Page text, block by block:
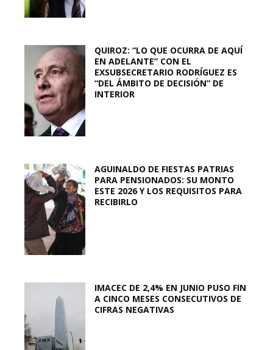
QUIROZ: “LO QUE OCURRA DE AQUÍ
EN ADELANTE” CON EL
EXSUBSECRETARIO RODRÍGUEZ ES
“DEL ÁMBITO DE DECISIÓN” DE
INTERIOR
AGUINALDO DE FIESTAS PATRIAS
PARA PENSIONADOS: SU MONTO
ESTE 2026 Y LOS REQUISITOS PARA
RECIBIRLO
IMACEC DE 2,4% EN JUNIO PUSO FIN
A CINCO MESES CONSECUTIVOS DE
CIFRAS NEGATIVAS